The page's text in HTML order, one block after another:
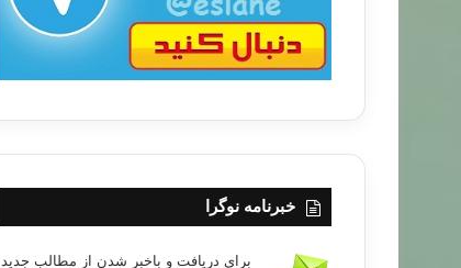
خبرنامه نوگرا
برای دریافت و باخبر شدن از مطالب جدید